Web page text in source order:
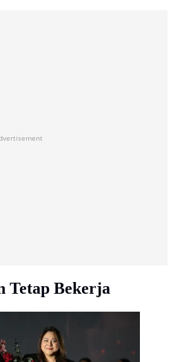
Tetap Bekerja
bareng anak-anak